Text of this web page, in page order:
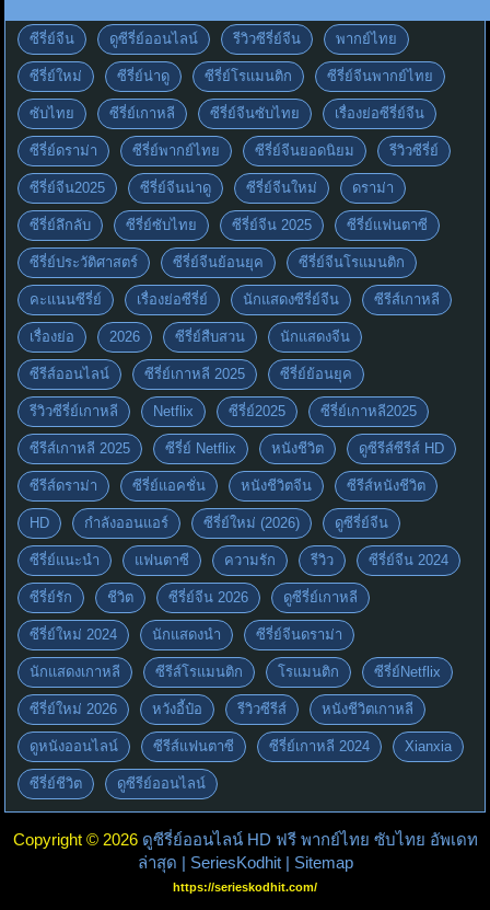
ซีรี่ย์จีน ดูซีรี่ย์ออนไลน์ รีวิวซีรี่ย์จีน พากย์ไทย
ซีรี่ย์ใหม่ ซีรี่ย์น่าดู ซีรี่ย์โรแมนติก ซีรี่ย์จีนพากย์ไทย
ซับไทย ซีรี่ย์เกาหลี ซีรี่ย์จีนซับไทย เรื่องย่อซีรี่ย์จีน
ซีรี่ย์ดราม่า ซีรี่ย์พากย์ไทย ซีรี่ย์จีนยอดนิยม รีวิวซีรี่ย์
ซีรี่ย์จีน2025 ซีรี่ย์จีนน่าดู ซีรี่ย์จีนใหม่ ดราม่า
ซีรี่ย์ลึกลับ ซีรี่ย์ซับไทย ซีรี่ย์จีน 2025 ซีรี่ย์แฟนตาซี
ซีรี่ย์ประวัติศาสตร์ ซีรี่ย์จีนย้อนยุค ซีรี่ย์จีนโรแมนติก
คะแนนซีรี่ย์ เรื่องย่อซีรี่ย์ นักแสดงซีรี่ย์จีน ซีรีส์เกาหลี
เรื่องย่อ 2026 ซีรี่ย์สืบสวน นักแสดงจีน
ซีรีส์ออนไลน์ ซีรี่ย์เกาหลี 2025 ซีรี่ย์ย้อนยุค
รีวิวซีรี่ย์เกาหลี Netflix ซีรี่ย์2025 ซีรี่ย์เกาหลี2025
ซีรีส์เกาหลี 2025 ซีรี่ย์ Netflix หนังชีวิต ดูซีรีส์ซีรีส์ HD
ซีรีส์ดราม่า ซีรี่ย์แอคชั่น หนังชีวิตจีน ซีรีส์หนังชีวิต
HD กำลังออนแอร์ ซีรี่ย์ใหม่ (2026) ดูซีรี่ย์จีน
ซีรี่ย์แนะนำ แฟนตาซี ความรัก รีวิว ซีรี่ย์จีน 2024
ซีรี่ย์รัก ชีวิต ซีรี่ย์จีน 2026 ดูซีรี่ย์เกาหลี
ซีรี่ย์ใหม่ 2024 นักแสดงนำ ซีรี่ย์จีนดราม่า
นักแสดงเกาหลี ซีรีส์โรแมนติก โรแมนติก ซีรี่ย์Netflix
ซีรี่ย์ใหม่ 2026 หวังอี้ป๋อ รีวิวซีรีส์ หนังชีวิตเกาหลี
ดูหนังออนไลน์ ซีรีส์แฟนตาซี ซีรี่ย์เกาหลี 2024 Xianxia
ซีรี่ย์ชีวิต ดูซีรีย์ออนไลน์
Copyright © 2026 ดูซีรี่ย์ออนไลน์ HD ฟรี พากย์ไทย ซับไทย อัพเดท
ล่าสุด | SeriesKodhit | Sitemap
https://serieskodhit.com/